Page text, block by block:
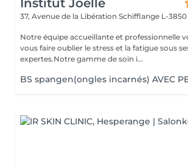
Institut Joelle
37, Avenue de la Libération Schifflange L-3850
Notre équipe accueillante et professionnelle
vous faire oublier le stress et la fatigue sous
expertes.Notre gamme de soin i...
BS spangen(ongles incarnés) AVEC